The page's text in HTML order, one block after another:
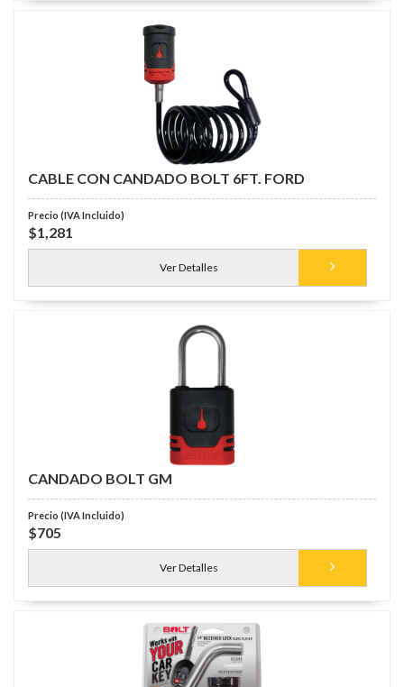
CABLE CON CANDADO BOLT 6FT. FORD
$1,281
Ver Detalles
CANDADO BOLT GM
$705
Ver Detalles